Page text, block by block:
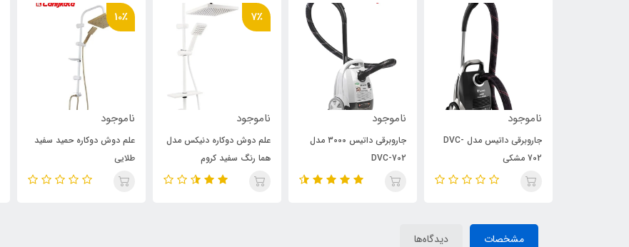
ناموجود
جاروبرقی داتیس مدل DVC-
702 مشکی
ناموجود
جاروبرقی داتیس 3000 مدل
DVC-702
7٪
ناموجود
علم دوش دوکاره دنیکس مدل
هما رنگ سفید کروم
10٪
ناموجود
علم دوش دوکاره حمید سفید
طلایی
مشخصات دیدگاه‌ها